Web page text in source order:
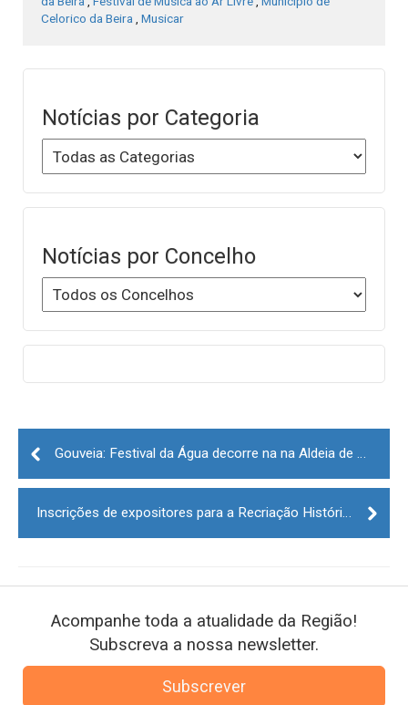
Celorico da Beira
Musicar
Notícias por Categoria
Notícias por Concelho
Post
navigation
Gouveia: Festival da Água decorre na na Aldeia de Montanha de Aldeias
Inscrições de expositores para a Recriação Histórica da Batalha de Castelo Rodrigo terminam dia 21
Acompanhe toda a atualidade da Região!
Subscreva a nossa newsletter.
Subscrever